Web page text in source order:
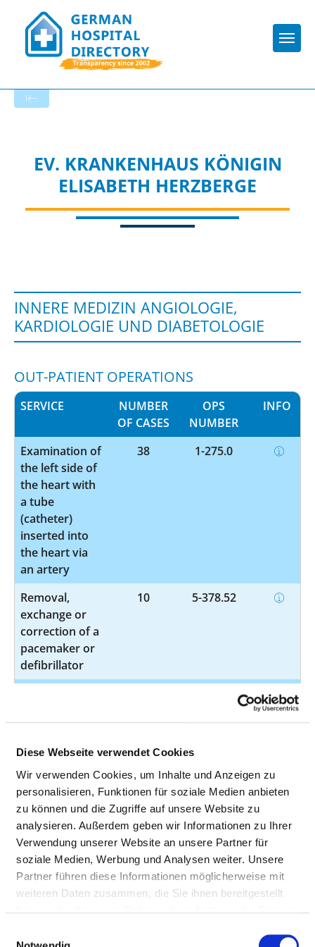
Diese Webseite verwendet Cookies
Wir verwenden Cookies, um Inhalte und Anzeigen zu
personalisieren, Funktionen für soziale Medien anbieten
zu können und die Zugriffe auf unsere Website zu
analysieren. Außerdem geben wir Informationen zu Ihrer
Verwendung unserer Website an unsere Partner für
soziale Medien, Werbung und Analysen weiter. Unsere
Partner führen diese Informationen möglicherweise mit
weiteren Daten zusammen, die Sie ihnen bereitgestellt
EV. KRANKENHAUS KÖNIGIN
ELISABETH HERZBERGE
INNERE MEDIZIN ANGIOLOGIE,
KARDIOLOGIE UND DIABETOLOGIE
OUT-PATIENT OPERATIONS
SERVICE
NUMBER
OF CASES
OPS
NUMBER
INFO
Examination of
the left side of
the heart with
a tube
(catheter)
inserted into
the heart via
an artery
38 1-275.0
Removal,
exchange or
correction of a
pacemaker or
defibrillator
10 5-378.52
pelvis with
medium
Examination of
the left side of
the heart with
a tube
(catheter)
inserted into
the heart via
not
specified
1-275.2